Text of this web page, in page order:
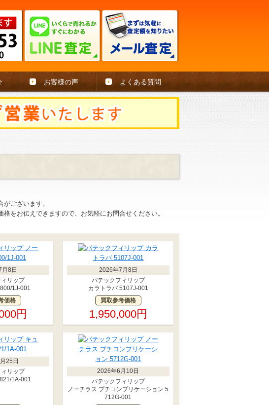
お客様の声 よくある質問
ございます。
をお伝えできますので、お気軽にお問合せください。
8日
リップ
1J-001
価格
円
2026年7月8日
パテックフィリップ
カラトラバ 5107J-001
買取参考価格
1,950,000円
25日
リップ
1A-001
2026年6月10日
パテックフィリップ
ノーチラス プチコンプリケーション 5
712G-001